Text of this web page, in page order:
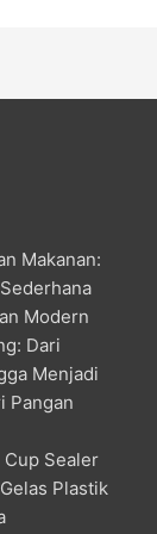
Makanan:
Modern
Dari
Menjadi
Pangan
Sealer
Plastik